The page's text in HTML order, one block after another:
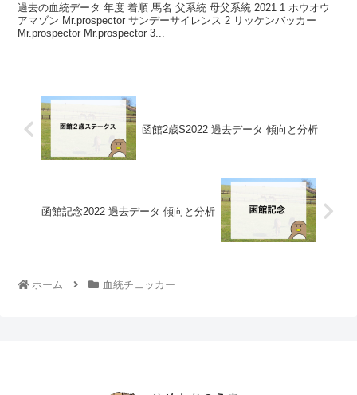
過去の血統データ 年度 着順 馬名 父系統 母父系統 2021 1 ホウオウ
アマゾン Mr.prospector サンデーサイレンス 2 リッケンバッカー
Mr.prospector Mr.prospector 3...
函館2歳S2022 過去データ 傾向と分析
函館記念2022 過去データ 傾向と分析
ホーム 血統チェッカー